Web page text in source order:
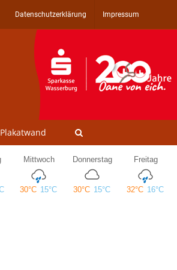
Datenschutzerklärung Impressum
Plakatwand